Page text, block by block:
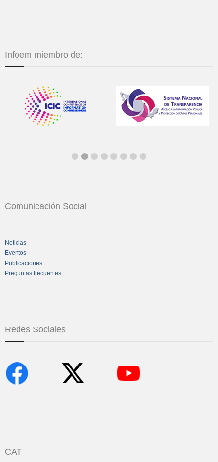
Infoem miembro de:
Comunicación Social
Noticias
Eventos
Publicaciones
Preguntas frecuentes
Redes Sociales
CAT